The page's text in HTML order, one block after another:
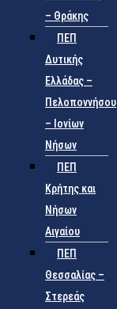
– Θράκης
ΠΕΠ
Δυτικής
Ελλάδας –
Πελοποννήσου
– Ιονίων
Νήσων
ΠΕΠ
Κρήτης και
Νήσων
Αιγαίου
ΠΕΠ
Θεσσαλίας –
Στερεάς